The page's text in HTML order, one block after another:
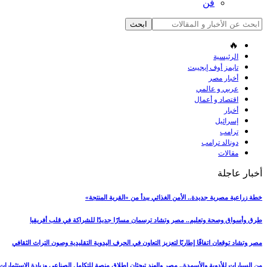
فن
🔥
الرئيسية
تايمز أوف إيجيبت
أخبار مصر
عربي و عالمي
اقتصاد و أعمال
أخبار
إسرائيل
ترامب
دونالد ترامب
مقالات
أخبار عاجلة
خطة زراعية مصرية جديدة.. الأمن الغذائي يبدأ من «القرية المنتجة»
طرق وأسواق وصحة وتعليم.. مصر وتشاد ترسمان مسارًا جديدًا للشراكة في قلب أفريقيا
مصر وتشاد توقعان اتفاقًا إطاريًا لتعزيز التعاون في الحرف اليدوية التقليدية وصون التراث الثقافي
من السيارات للأدوية والأسمدة.. مصر والهند تبحثان إطلاق منصة للتكامل الصناعي وزيادة